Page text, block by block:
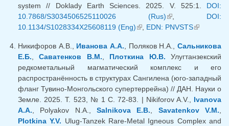
system // Doklady Earth Sciences. 2025. V. 525:1. DOI:
10.7868/S3034506525110026 (Rus)(внешняя
ссылка)
, DOI:
10.1134/S1028334X25608119 (Eng)(внешняя ссылка)
, EDN: PNVSTS(внешняя
Никифоров А.В., Иванова А.А., Поляков Н.А.,Сальникова
Е.Б.,Саватенков В.М., Плоткина Ю.В. Улугтанзекский
редкометальный магматический комплекс и его
распространённость в структурах Сангилена (юго-западный
фланг Тувино-Монгольского супертеррейна) // ДАН. Науки о
Земле. 2025. Т. 523, № 1 С. 72-83. | Nikiforov A.V., Ivanova
A.A., Polyakov N.A., Salnikova E.B., Savatenkov V.M.,
Plotkina Y.V. Ulug-Tanzek Rare-Metal Igneous Complex and